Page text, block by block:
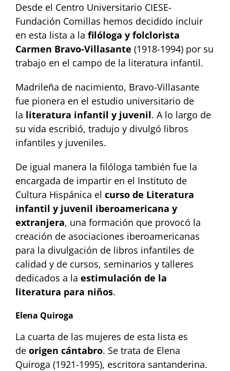
Desde el Centro Universitario CIESE-
Fundación Comillas hemos decidido incluir
en esta lista a la filóloga y folclorista
Carmen Bravo-Villasante (1918-1994) por su
trabajo en el campo de la literatura infantil.
Madrileña de nacimiento, Bravo-Villasante
fue pionera en el estudio universitario de
la literatura infantil y juvenil. A lo largo de
su vida escribió, tradujo y divulgó libros
infantiles y juveniles.
De igual manera la filóloga también fue la
encargada de impartir en el Instituto de
Cultura Hispánica el curso de Literatura
infantil y juvenil iberoamericana y
extranjera, una formación que provocó la
creación de asociaciones iberoamericanas
para la divulgación de libros infantiles de
calidad y de cursos, seminarios y talleres
dedicados a la estimulación de la
literatura para niños.
Elena Quiroga
La cuarta de las mujeres de esta lista es
de origen cántabro. Se trata de Elena
Quiroga (1921-1995), escritora santanderina.